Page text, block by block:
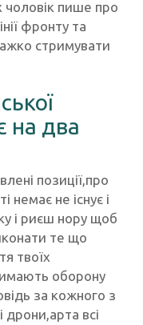
чоловік пише про
фронту та
стримувати
на два
позиції,про
немає не існує і
і риєш нору щоб
те що
твоїх
оборону
за кожного з
всі